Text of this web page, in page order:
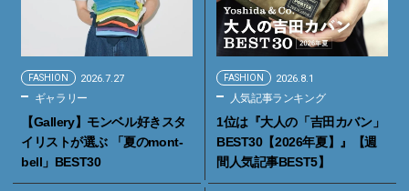
FASHION 2026.7.27
ギャラリー
【Gallery】モンベル好きスタ
イリストが選ぶ 「夏のmont-
bell」BEST30
FASHION 2026.8.1
人気記事ランキング
1位は『大人の「吉田カバン」
BEST30【2026年夏】』【週
間人気記事BEST5】